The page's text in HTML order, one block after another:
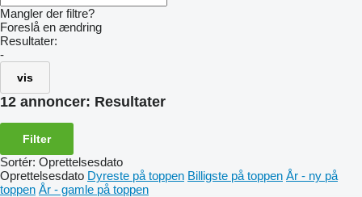
Mangler der filtre?
Foreslå en ændring
Resultater:
-
vis
12 annoncer: Resultater
Filter
Sortér: Oprettelsesdato
Oprettelsesdato Dyreste på toppen Billigste på toppen År - ny på
toppen År - gamle på toppen